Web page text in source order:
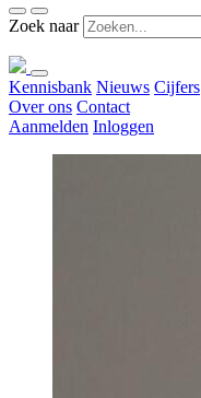
Zoek naar
Kennisbank Nieuws Cijfers
Over ons Contact
Aanmelden Inloggen